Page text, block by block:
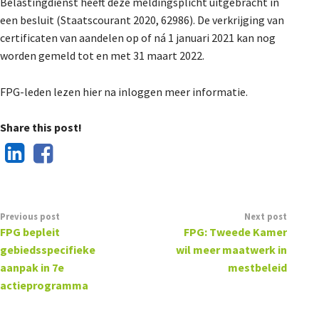
een besluit (Staatscourant 2020, 62986). De verkrijging van
certificaten van aandelen op of ná 1 januari 2021 kan nog
worden gemeld tot en met 31 maart 2022.
FPG-leden lezen hier na inloggen meer informatie.
Share this post!
Previous post
FPG bepleit
gebiedsspecifieke
aanpak in 7e
actieprogramma
Next post
FPG: Tweede Kamer
wil meer maatwerk in
mestbeleid
De Landeigenaar